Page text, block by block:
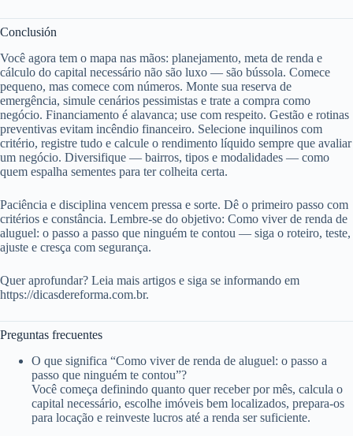
Conclusión
Você agora tem o mapa nas mãos: planejamento, meta de renda e
cálculo do capital necessário não são luxo — são bússola. Comece
pequeno, mas comece com números. Monte sua reserva de
emergência, simule cenários pessimistas e trate a compra como
negócio. Financiamento é alavanca; use com respeito. Gestão e rotinas
preventivas evitam incêndio financeiro. Selecione inquilinos com
critério, registre tudo e calcule o rendimento líquido sempre que avaliar
um negócio. Diversifique — bairros, tipos e modalidades — como
quem espalha sementes para ter colheita certa.
Paciência e disciplina vencem pressa e sorte. Dê o primeiro passo com
critérios e constância. Lembre-se do objetivo: Como viver de renda de
aluguel: o passo a passo que ninguém te contou — siga o roteiro, teste,
ajuste e cresça com segurança.
Quer aprofundar? Leia mais artigos e siga se informando em
https://dicasdereforma.com.br.
Preguntas frecuentes
O que significa “Como viver de renda de aluguel: o passo a
passo que ninguém te contou”?
Você começa definindo quanto quer receber por mês, calcula o
capital necessário, escolhe imóveis bem localizados, prepara-os
para locação e reinveste lucros até a renda ser suficiente.